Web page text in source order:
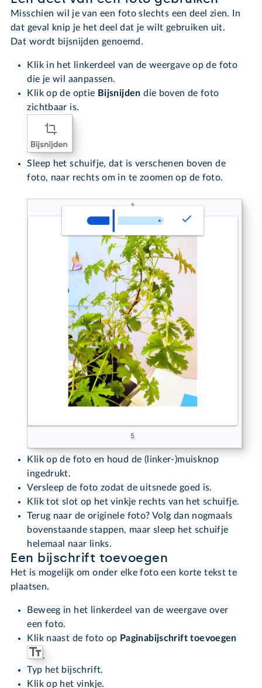
Misschien wil je van een foto slechts een deel zien. In
dat geval knip je het deel dat je wilt gebruiken uit.
Dat wordt bijsnijden genoemd.
Klik in het linkerdeel van de weergave op de foto
die je wil aanpassen.
Klik op de optie Bijsnijden die boven de foto
zichtbaar is.
Sleep het schuifje, dat is verschenen boven de
foto, naar rechts om in te zoomen op de foto.
Klik op de foto en houd de (linker-)muisknop
ingedrukt.
Versleep de foto zodat de uitsnede goed is.
Klik tot slot op het vinkje rechts van het schuifje.
Terug naar de originele foto? Volg dan nogmaals
bovenstaande stappen, maar sleep het schuifje
helemaal naar links.
Een bijschrift toevoegen
Het is mogelijk om onder elke foto een korte tekst te
plaatsen.
Beweeg in het linkerdeel van de weergave over
een foto.
Klik naast de foto op Paginabijschrift toevoegen
.
Typ het bijschrift.
Klik op het vinkje.